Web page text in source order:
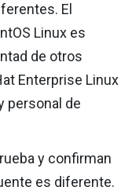
El
Linux es
de otros
Enterprise Linux
personal de
y confirman
es diferente.